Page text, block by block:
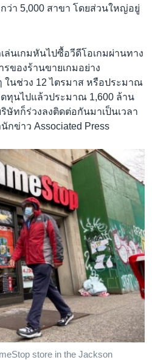
ว่า 5,000 สาขา โดยส่วนใหญ่อยู่
ล่นเกมหันไปซื้อวีดีโอเกมผ่านทาง
ของร้านขายเกมอย่าง
ในช่วง 12 ไตรมาส หรือประมาณ
ทุนไปแล้วประมาณ 1,600 ล้าน
ทก็ร่วงลงติดต่อกันมาเป็นเวลา
กข่าว Associated Press
store in the Jackson